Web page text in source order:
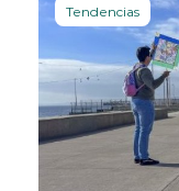
Tendencias